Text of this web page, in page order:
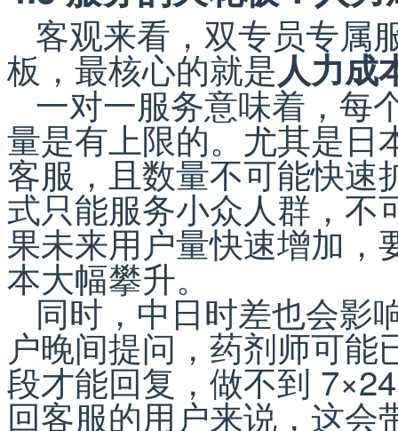
客观来看，双专员专属
板，最核心的就是人力成
一对一服务意味着，每
量是有上限的。尤其是日
客服，且数量不可能快速
式只能服务小众人群，不
果未来用户量快速增加，
本大幅攀升。
同时，中日时差也会影
户晚间提问，药剂师可
段才能回复，做不到
回客服的用户来说，这会